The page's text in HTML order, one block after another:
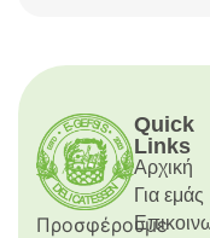
Προσφέρουμε
Quick
Links
Αρχική
Για εμάς